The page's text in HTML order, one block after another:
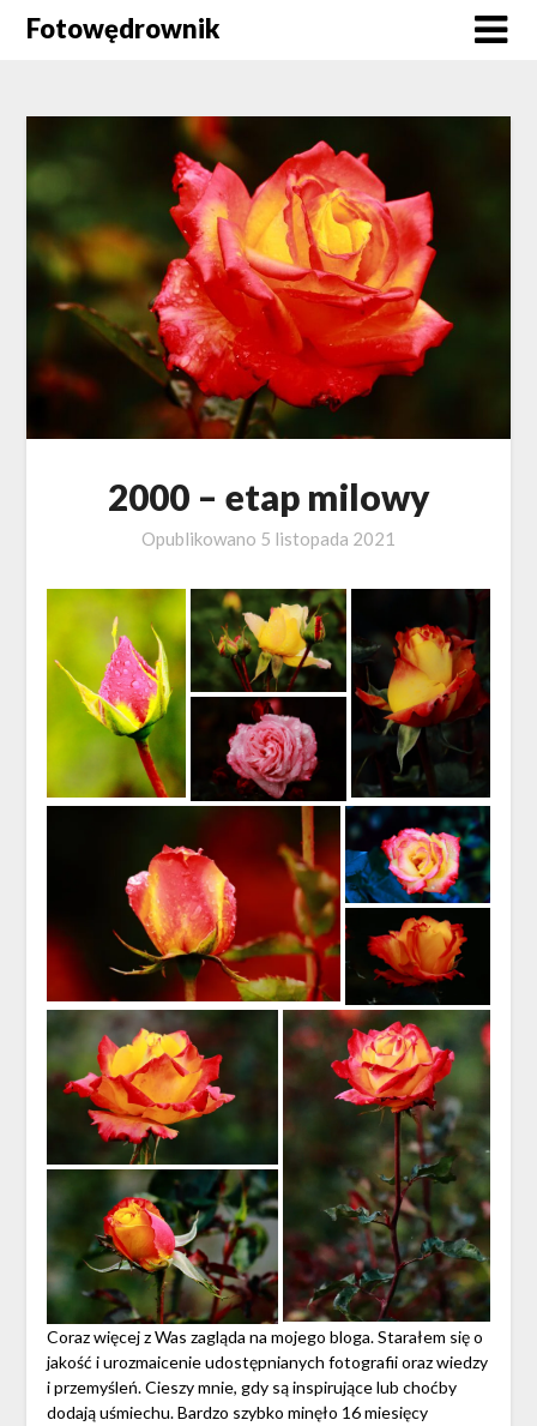
SkipFotowędrownik
2000 – etap milowy
Opublikowano 5 listopada 2021
Coraz więcej z Was zagląda na mojego bloga. Starałem się o
jakość i urozmaicenie udostępnianych fotografii oraz wiedzy
i przemyśleń. Cieszy mnie, gdy są inspirujące lub choćby
dodają uśmiechu. Bardzo szybko minęło 16 miesięcy